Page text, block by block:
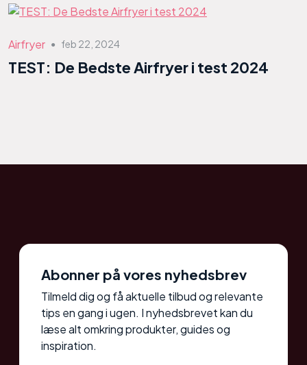
Airfryer ● feb 22, 2024
TEST: De Bedste Airfryer i test 2024
Abonner på vores nyhedsbrev
Tilmeld dig og få aktuelle tilbud og relevante
tips en gang i ugen. I nyhedsbrevet kan du
læse alt omkring produkter, guides og
inspiration.